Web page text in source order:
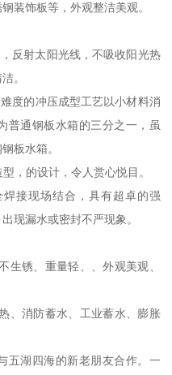
装饰板等，外观整洁美观。
反射太阳光线，不吸收阳光热
。
度的冲压成型工艺以小材料消
普通钢板水箱的三分之一，虽
板水箱。
，的设计，令人赏心悦目。
接现场结合，具有超卓的强
现漏水或密封不严现象。
生锈、重量轻、、外观美观、
、消防蓄水、工业蓄水、膨胀
五湖四海的新老朋友合作。一